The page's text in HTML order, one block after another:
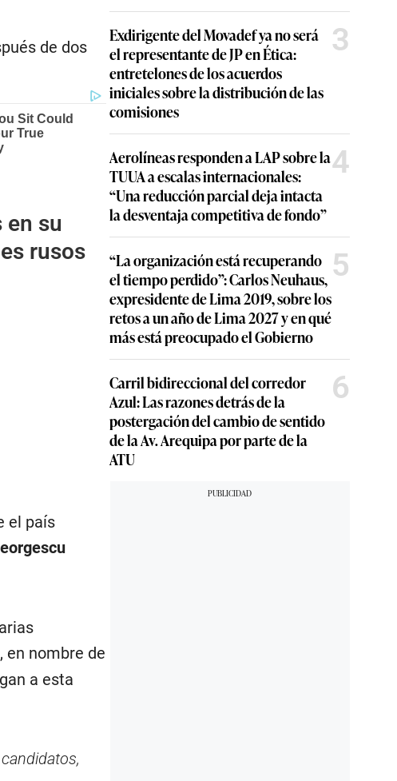
de dos
en su
rusos
el país
, en nombre de
a esta
Exdirigente del Movadef ya no será
el representante de JP en Ética:
entretelones de los acuerdos
iniciales sobre la distribución de las
comisiones
3
Aerolíneas responden a LAP sobre la
TUUA a escalas internacionales:
“Una reducción parcial deja intacta
la desventaja competitiva de fondo”
4
“La organización está recuperando
el tiempo perdido”: Carlos Neuhaus,
expresidente de Lima 2019, sobre los
retos a un año de Lima 2027 y en qué
más está preocupado el Gobierno
5
Carril bidireccional del corredor
Azul: Las razones detrás de la
postergación del cambio de sentido
de la Av. Arequipa por parte de la
ATU
6